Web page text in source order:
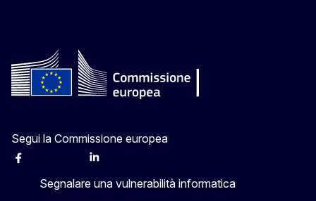
Segui la Commissione europea
Facebook Linkedin
Segnalare una vulnerabilità informatica